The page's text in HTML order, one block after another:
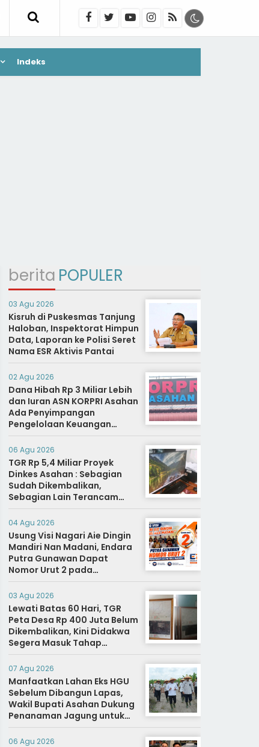
Indeks
berita POPULER
03 Agu 2026
Kisruh di Puskesmas Tanjung
Haloban, Inspektorat Himpun
Data, Laporan ke Polisi Seret
Nama ESR Aktivis Pantai
02 Agu 2026
Dana Hibah Rp 3 Miliar Lebih
dan Iuran ASN KORPRI Asahan
Ada Penyimpangan
Pengelolaan Keuangan
Dipertanyakan, Aparat
Diminta Segera Usut
06 Agu 2026
TGR Rp 5,4 Miliar Proyek
Dinkes Asahan : Sebagian
Sudah Dikembalikan,
Sebagian Lain Terancam
Sanksi Hukuman Berat
04 Agu 2026
Usung Visi Nagari Aie Dingin
Mandiri Nan Madani, Endara
Putra Gunawan Dapat
Nomor Urut 2 pada
Penetapan Calon Wali
Nagari.
03 Agu 2026
Lewati Batas 60 Hari, TGR
Peta Desa Rp 400 Juta Belum
Dikembalikan, Kini Didakwa
Segera Masuk Tahap
Penyidikan
07 Agu 2026
Manfaatkan Lahan Eks HGU
Sebelum Dibangun Lapas,
Wakil Bupati Asahan Dukung
Penanaman Jagung untuk
Ketahanan Pangan dan Bekal
Hidup Warga Binaan
06 Agu 2026